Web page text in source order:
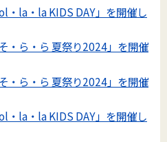
・la・la KIDS DAY」を開催し
・ら・ら 夏祭り2024」を開催
・ら・ら 夏祭り2024」を開催
・la・la KIDS DAY」を開催し